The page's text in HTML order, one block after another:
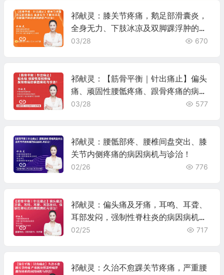
祁献灵：膝关节疼痛，鹅足部滑囊炎，
全身无力、下肢冰凉及双脚踝浮肿的病
因病机与诊治！
03/28 670
祁献灵：【筋骨平衡｜针出痛止】偏头
痛、顽固性腰骶疼痛、跟骨疼痛的病因
病机与诊治！
03/28 577
祁献灵：腰骶部疼、腰椎间盘突出、膝
关节内侧疼痛的病因病机与诊治！
02/26 776
祁献灵：偏头痛及牙痛，耳鸣、耳聋、
耳部发闷，强制性脊柱炎的病因病机与
诊治！
02/25 717
祁献灵：久治不愈踝关节疼痛，严重腰